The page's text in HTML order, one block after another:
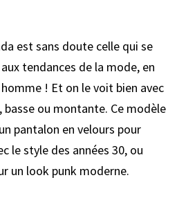
est sans doute celle qui se
tendances de la mode, en
! Et on le voit bien avec
ou montante. Ce modèle
pantalon en velours pour
le style des années 30, ou
un look punk moderne.